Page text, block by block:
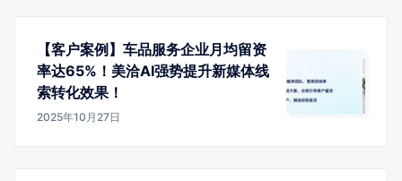
【客户案例】车品服务企业月均留资
率达65%！美洽AI强势提升新媒体线
索转化效果！
2025年10月27日